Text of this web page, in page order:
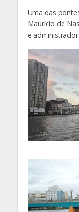
Uma das
Maurício de
e